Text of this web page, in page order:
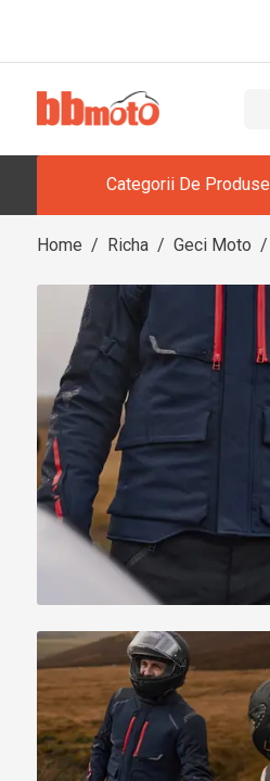
Categorii De Produse
Home / Richa / Geci Moto /